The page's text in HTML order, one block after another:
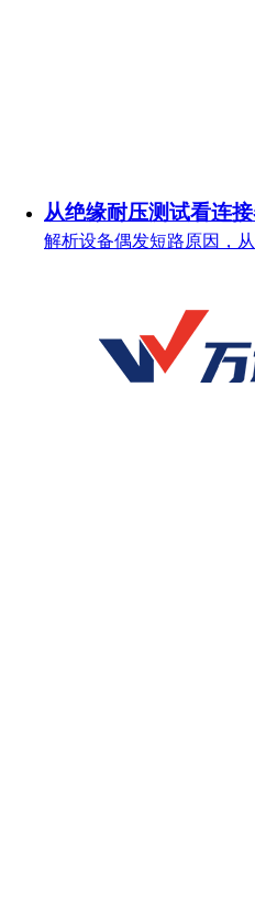
从绝缘耐压测试看连
解析设备偶发短路原因，